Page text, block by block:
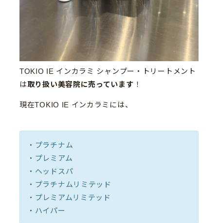
TOKIO IE インカラミ シャンプー・トリートメント
は取り扱い美容院に売っています ！
現在TOKIO IE インカラミには、
・プラチナム
・プレミアム
・ヘッドスパ
・プラチナムリミテッド
・プレミアムリミテッド
・ハイパー